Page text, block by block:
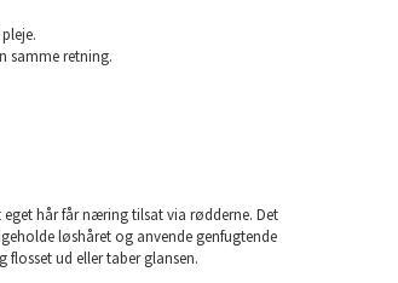
samme retning.
hår får næring tilsat via rødderne. Det
løshåret og anvende genfugtende
ud eller taber glansen.